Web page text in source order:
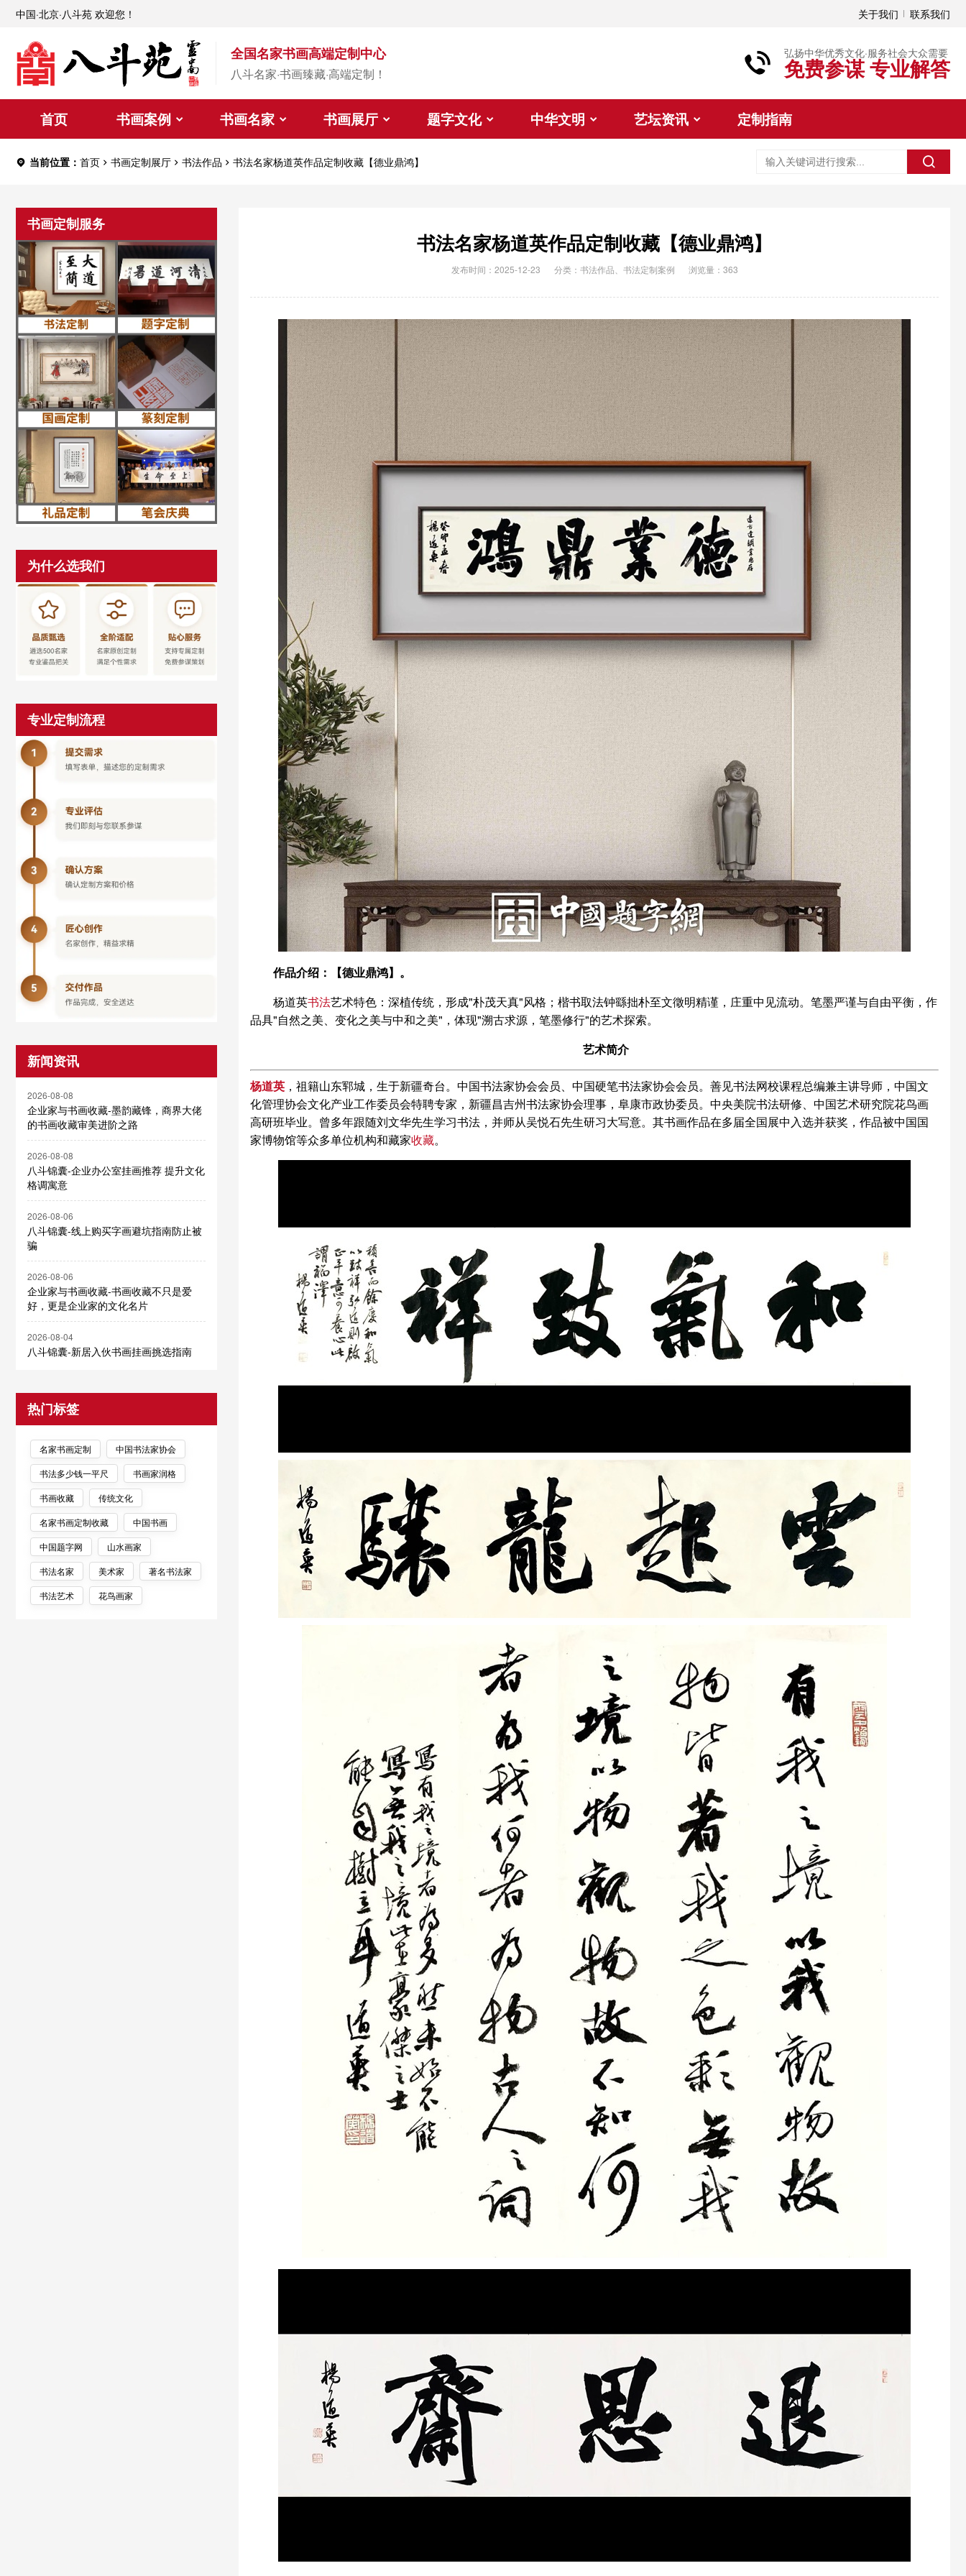
中国·北京·八斗苑 欢迎您！ 关于我们 联系我们
全国名家书画高端定制中心
八斗名家·书画臻藏·高端定制！
弘扬中华优秀文化·服务社会大众需要
免费参谋 专业解答
首页 书画案例 书画名家 书画展厅 题字文化 中华文明 艺坛资讯 定制指南
当前位置： 首页 书画定制展厅 书法作品 书法名家杨道英作品定制收藏【德业鼎鸿】
书画定制服务
为什么选我们
专业定制流程
新闻资讯
2026-08-08
企业家与书画收藏-墨韵藏锋，商界大佬
的书画收藏审美进阶之路
2026-08-08
八斗锦囊-企业办公室挂画推荐 提升文化
格调寓意
2026-08-06
八斗锦囊-线上购买字画避坑指南防止被
骗
2026-08-06
企业家与书画收藏-书画收藏不只是爱
好，更是企业家的文化名片
2026-08-04
八斗锦囊-新居入伙书画挂画挑选指南
热门标签
名家书画定制
中国书法家协会
书法多少钱一平尺
书画家润格
书画收藏
传统文化
名家书画定制收藏
中国书画
中国题字网
山水画家
书法名家
美术家
著名书法家
书法艺术
花鸟画家
书法名家杨道英作品定制收藏【德业鼎鸿】
发布时间：2025-12-23 分类： 书法作品 书法定制案例 浏览量：363
作品介绍：【德业鼎鸿】。
杨道英书法艺术特色：深植传统，形成"朴茂天真"风格；楷书取法钟繇拙朴至文徵明精谨，庄重中见流动。笔墨严谨与自由平衡，作
品具"自然之美、变化之美与中和之美"，体现"溯古求源，笔墨修行"的艺术探索。
艺术简介
杨道英 ，祖籍山东郓城，生于新疆奇台。中国书法家协会会员、中国硬笔书法家协会会员。善见书法网校课程总编兼主讲导师，中国文
化管理协会文化产业工作委员会特聘专家，新疆昌吉州书法家协会理事，阜康市政协委员。中央美院书法研修、中国艺术研究院花鸟画
高研班毕业。曾多年跟随刘文华先生学习书法，并师从吴悦石先生研习大写意。其书画作品在多届全国展中入选并获奖，作品被中国国
家博物馆等众多单位机构和藏家收藏。